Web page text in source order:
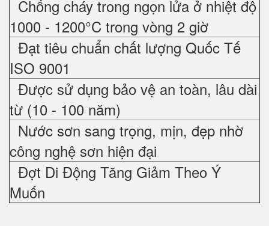
Chống cháy trong ngọn lửa ở nhiệt độ
1000 - 1200°C trong vòng 2 giờ
Đạt tiêu chuẩn chất lượng Quốc Tế
ISO 9001
Được sử dụng bảo vệ an toàn, lâu dài
từ (10 - 100 năm)
Nước sơn sang trọng, mịn, đẹp nhờ
công nghệ sơn hiện đại
Đợt Di Động Tăng Giảm Theo Ý
Muốn